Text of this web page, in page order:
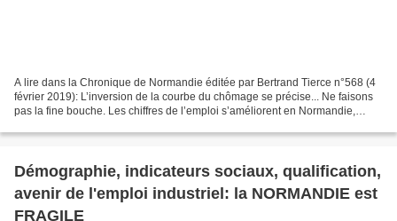
A lire dans la Chronique de Normandie éditée par Bertrand Tierce n°568 (4
février 2019): L’inversion de la courbe du chômage se précise... Ne faisons
pas la fine bouche. Les chiffres de l’emploi s’améliorent en Normandie,
Démographie, indicateurs sociaux, qualification,
avenir de l'emploi industriel: la NORMANDIE est
FRAGILE